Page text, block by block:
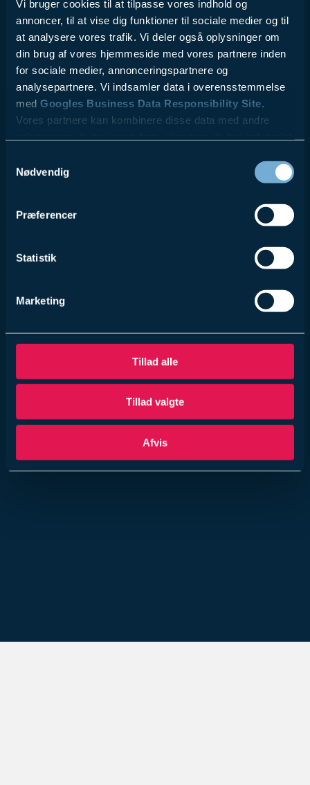
Vi bruger cookies til at tilpasse vores indhold og
annoncer, til at vise dig funktioner til sociale medier og til
at analysere vores trafik. Vi deler også oplysninger om
din brug af vores hjemmeside med vores partnere inden
for sociale medier, annonceringspartnere og
analysepartnere. Vi indsamler data i overensstemmelse
med Googles Business Data Responsibility Site.
Vores partnere kan kombinere disse data med andre
Nødvendig
Præferencer
Statistik
Marketing
Tillad alle
Tillad valgte
Afvis